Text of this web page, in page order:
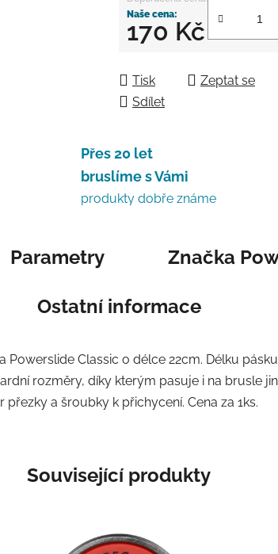
170 Kč
Tisk Zeptat se
Sdílet
Přes 20 let
bruslíme s Vámi
produkty dobře známe
Parametry Značka
Ostatní informace
Powerslide Classic o délce 22cm. Délku
rozměry, díky kterým pasuje i na brusle
a šroubky k přichycení. Cena za 1ks.
Související produkty